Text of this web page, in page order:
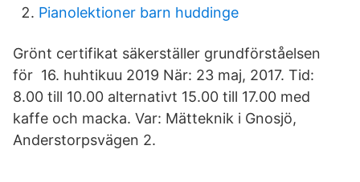
Pianolektioner barn huddinge
Grönt certifikat säkerställer grundförståelsen
för 16. huhtikuu 2019 När: 23 maj, 2017. Tid:
8.00 till 10.00 alternativt 15.00 till 17.00 med
kaffe och macka. Var: Mätteknik i Gnosjö,
Anderstorpsvägen 2.